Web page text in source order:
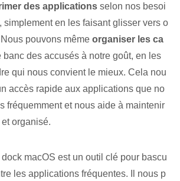
des applications selon nos besoi
simplement en les faisant glisser vers o
pouvons même organiser les ca
banc des accusés à notre goût, en les
qui nous convient le mieux. ‌Cela nou
accès rapide aux applications que no
fréquemment et nous aide à maintenir
organisé.
macOS est un outil clé pour bascu
les applications fréquentes. Il nous p